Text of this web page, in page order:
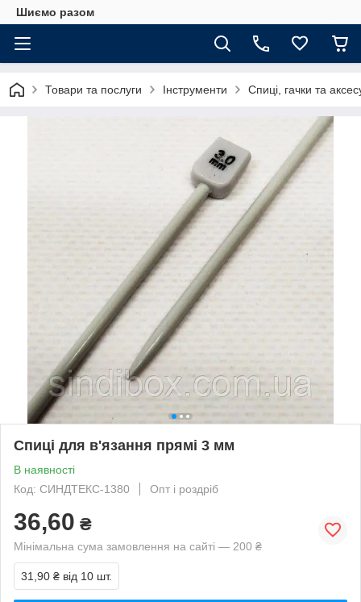
Шиємо разом
Товари та послуги Інструменти Спиці, гачки та
Спиці для в'язання прямі 3 мм
В наявності
Код: СИНДТЕКС-1380
Опт і роздріб
36,60 ₴
Мінімальна сума замовлення на сайті — 200 ₴
31,90 ₴ від 10 шт.